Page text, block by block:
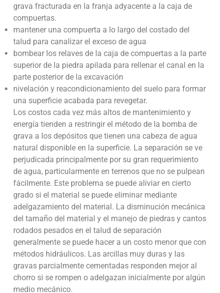
grava fracturada en la franja adyacente a la caja de
compuertas.
mantener una compuerta a lo largo del costado del
talud para canalizar el exceso de agua
bombear los relaves de la caja de compuertas a la parte
superior de la piedra apilada para rellenar el canal en la
parte posterior de la excavación
nivelación y reacondicionamiento del suelo para formar
una superficie acabada para revegetar.
Los costos cada vez más altos de mantenimiento y
energía tienden a restringir el método de la bomba de
grava a los depósitos que tienen una cabeza de agua
natural disponible en la superficie. La separación se ve
perjudicada principalmente por su gran requerimiento
de agua, particularmente en terrenos que no se pulpean
fácilmente. Este problema se puede aliviar en cierto
grado si el material se puede eliminar mediante
adelgazamiento del material. La disminución mecánica
del tamaño del material y el manejo de piedras y cantos
rodados pesados en el talud de separación
generalmente se puede hacer a un costo menor que con
métodos hidráulicos. Las arcillas muy duras y las
gravas parcialmente cementadas responden mejor al
chorro si se rompen o adelgazan inicialmente por algún
medio mecánico.